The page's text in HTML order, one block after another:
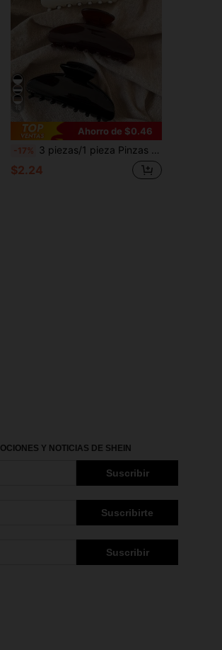
Ahorro de $0.46
-17% 3 piezas/1 pieza Pinzas para el cabello de mujer de 3.54 pulgadas/9 cm, pinzas de plástico de unicolor minimalista, accesorios para el cabello elegantes en negro, blanco y marrón, estéticos
$2.24
Y NOTICIAS DE SHEIN
Suscribir
Suscribirte
Suscribir